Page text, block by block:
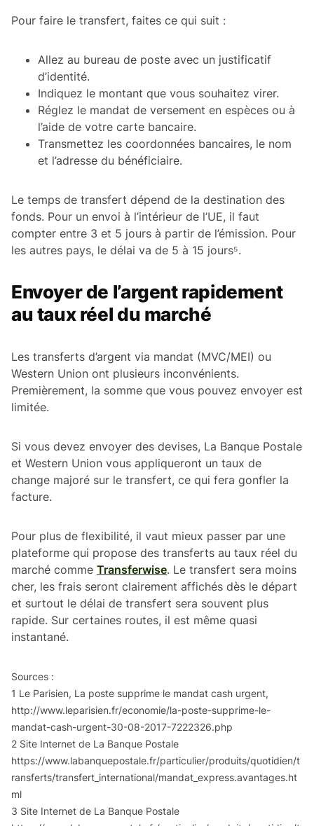
Pour faire le transfert, faites ce qui suit :
Allez au bureau de poste avec un justificatif
d’identité.
Indiquez le montant que vous souhaitez virer.
Réglez le mandat de versement en espèces ou à
l’aide de votre carte bancaire.
Transmettez les coordonnées bancaires, le nom
et l’adresse du bénéficiaire.
Le temps de transfert dépend de la destination des
fonds. Pour un envoi à l’intérieur de l’UE, il faut
compter entre 3 et 5 jours à partir de l’émission. Pour
les autres pays, le délai va de 5 à 15 jours⁵.
Envoyer de l’argent rapidement
au taux réel du marché
Les transferts d’argent via mandat (MVC/MEI) ou
Western Union ont plusieurs inconvénients.
Premièrement, la somme que vous pouvez envoyer est
limitée.
Si vous devez envoyer des devises, La Banque Postale
et Western Union vous appliqueront un taux de
change majoré sur le transfert, ce qui fera gonfler la
facture.
Pour plus de flexibilité, il vaut mieux passer par une
plateforme qui propose des transferts au taux réel du
marché comme Transferwise. Le transfert sera moins
cher, les frais seront clairement affichés dès le départ
et surtout le délai de transfert sera souvent plus
rapide. Sur certaines routes, il est même quasi
instantané.
Sources :
1 Le Parisien, La poste supprime le mandat cash urgent,
http://www.leparisien.fr/economie/la-poste-supprime-le-
mandat-cash-urgent-30-08-2017-7222326.php
2 Site Internet de La Banque Postale
https://www.labanquepostale.fr/particulier/produits/quotidien/t
ransferts/transfert_international/mandat_express.avantages.ht
ml
3 Site Internet de La Banque Postale